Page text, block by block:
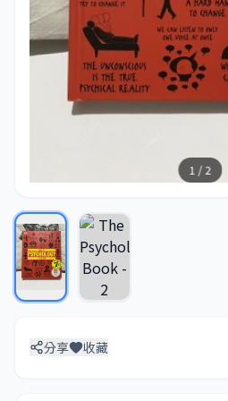
1 / 2
分享 收藏